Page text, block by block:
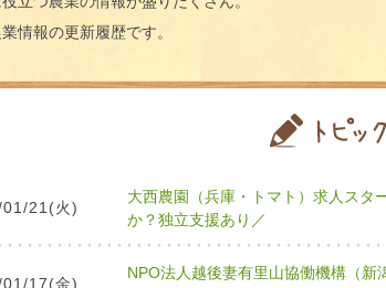
情報の更新履歴です。
21(火)
大西農園（兵庫・トマト）求人スタ
か？独立支援あり／
17(金)
NPO法人越後妻有里山協働機構（